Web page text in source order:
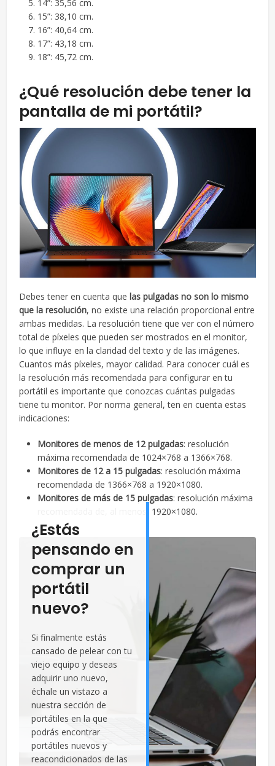
14”: 35,56 cm.
15”: 38,10 cm.
16”: 40,64 cm.
17”: 43,18 cm.
18”: 45,72 cm.
¿Qué resolución debe tener la
pantalla de mi portátil?
Debes tener en cuenta que las pulgadas no son lo mismo
que la resolución, no existe una relación proporcional entre
ambas medidas. La resolución tiene que ver con el número
total de píxeles que pueden ser mostrados en el monitor,
lo que influye en la claridad del texto y de las imágenes.
Cuantos más píxeles, mayor calidad. Para conocer cuál es
la resolución más recomendada para configurar en tu
portátil es importante que conozcas cuántas pulgadas
tiene tu monitor. Por norma general, ten en cuenta estas
indicaciones:
Monitores de menos de 12 pulgadas: resolución
máxima recomendada de 1024×768 a 1366×768.
Monitores de 12 a 15 pulgadas: resolución máxima
recomendada de 1366×768 a 1920×1080.
Monitores de más de 15 pulgadas: resolución máxima
recomendada de, al menos, 1920×1080.
¿Estás
pensando en
comprar un
portátil
nuevo?
Si finalmente estás
cansado de pelear con tu
viejo equipo y deseas
adquirir uno nuevo,
échale un vistazo a
nuestra sección de
portátiles en la que
podrás encontrar
portátiles nuevos y
reacondicionados de las